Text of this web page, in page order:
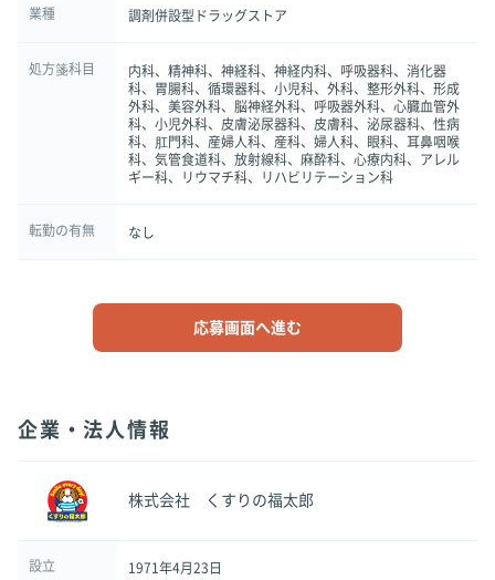
業種 調剤併設型ドラッグストア
処方箋科目
内科、精神科、神経科、神経内科、呼吸器科、消化器
科、胃腸科、循環器科、小児科、外科、整形外科、形成
外科、美容外科、脳神経外科、呼吸器外科、心臓血管外
科、小児外科、皮膚泌尿器科、皮膚科、泌尿器科、性病
科、肛門科、産婦人科、産科、婦人科、眼科、耳鼻咽喉
科、気管食道科、放射線科、麻酔科、心療内科、アレル
ギー科、リウマチ科、リハビリテーション科
転勤の有無 なし
応募画面へ進む
企業・法人情報
株式会社 くすりの福太郎
設立 1971年4月23日